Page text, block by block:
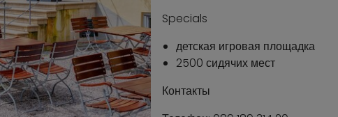
Specials
детская игровая площадка
2500 сидячих мест
Контакты